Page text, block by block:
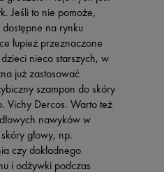
Jeśli to nie pomoże,
na rynku
łupież przeznaczone
nieco starszych, w
już zastosować
szampon do skóry
Vichy Dercos. Warto też
nawyków w
głowy, np.
czy dokładnego
i odżywki podczas